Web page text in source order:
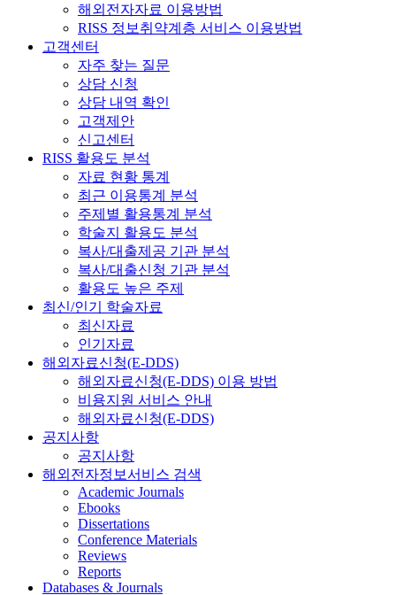
해외전자자료 이용방법
RISS 정보취약계층 서비스 이용방법
고객센터
자주 찾는 질문
상담 신청
상담 내역 확인
고객제안
신고센터
RISS 활용도 분석
자료 현황 통계
최근 이용통계 분석
주제별 활용통계 분석
학술지 활용도 분석
복사/대출제공 기관 분석
복사/대출신청 기관 분석
활용도 높은 주제
최신/인기 학술자료
최신자료
인기자료
해외자료신청(E-DDS)
해외자료신청(E-DDS) 이용 방법
비용지원 서비스 안내
해외자료신청(E-DDS)
공지사항
공지사항
해외전자정보서비스 검색
Academic Journals
Ebooks
Dissertations
Conference Materials
Reviews
Reports
Databases & Journals